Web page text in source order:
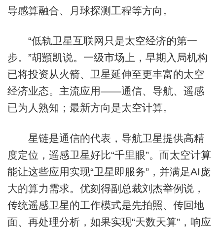
导感算融合、月球探测工程等方向。
“低轨卫星互联网只是太空经济的第一
步。”胡顗凯说。一级市场上，早期入局机构
已将投资从火箭、卫星延伸至更丰富的太空
经济业态。主流应用——通信、导航、遥感
已为人熟知；最新方向是太空计算。
星链是通信的代表，导航卫星提供高精
度定位，遥感卫星好比“千里眼”。而太空计算
能让这些应用实现“卫星即服务”，并满足AI庞
大的算力需求。优刻得副总裁刘杰举例说，
传统遥感卫星的工作模式是先拍照、传回地
面、再处理分析，如果实现“天数天算”，响应